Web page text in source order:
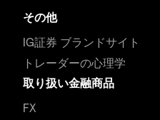
その他
IG証券 ブランドサイト
トレーダーの心理学
取り扱い金融商品
FX